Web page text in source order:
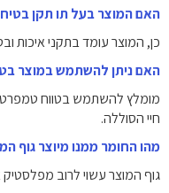
האם המוצר בעל תו תקן
כן, המוצר עומד בתקני איכות
האם ניתן להשתמש במוצר
חיי הסוללה.
מהו החומר ממנו מיוצר גוף
גוף המוצר עשוי לרוב מפלסטיק